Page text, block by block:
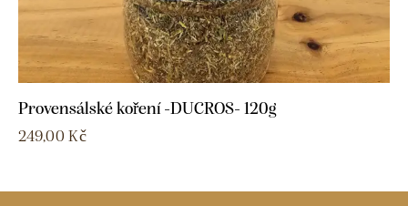
Provensálské koření -DUCROS- 120g
249,00 Kč